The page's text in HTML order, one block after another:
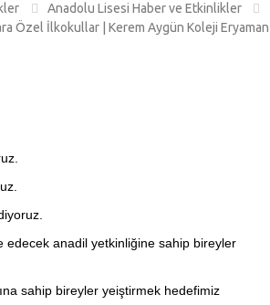
Anadolu Lisesi Haber ve Etkinlikler
Özel İlkokullar | Kerem Aygün Koleji Eryaman
anadil yetkinliğine sahip bireyler
sahip bireyler yeiştirmek hedefimiz